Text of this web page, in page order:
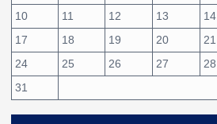
10
11 12 13 14
17
18 19 20 21
24
25 26 27 28
31